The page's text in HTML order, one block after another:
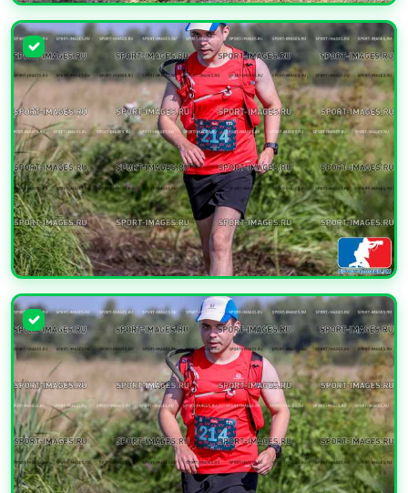
УВЕЛИЧИТЬ
УВЕЛИЧИТЬ